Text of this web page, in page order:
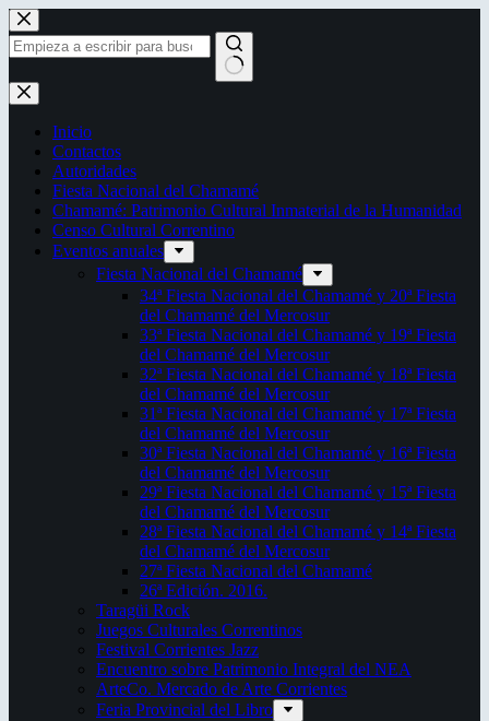
Saltar
al
contenido
Sin
resultados
Inicio
Contactos
Autoridades
Fiesta Nacional del Chamamé
Chamamé: Patrimonio Cultural Inmaterial de la Humanidad
Censo Cultural Correntino
Eventos anuales
Fiesta Nacional del Chamamé
34ª Fiesta Nacional del Chamamé y 20ª Fiesta
del Chamamé del Mercosur
33ª Fiesta Nacional del Chamamé y 19ª Fiesta
del Chamamé del Mercosur
32ª Fiesta Nacional del Chamamé y 18ª Fiesta
del Chamamé del Mercosur
31ª Fiesta Nacional del Chamamé y 17ª Fiesta
del Chamamé del Mercosur
30ª Fiesta Nacional del Chamamé y 16ª Fiesta
del Chamamé del Mercosur
29ª Fiesta Nacional del Chamamé y 15ª Fiesta
del Chamamé del Mercosur
28ª Fiesta Nacional del Chamamé y 14ª Fiesta
del Chamamé del Mercosur
27ª Fiesta Nacional del Chamamé
26ª Edición. 2016.
Taragüi Rock
Juegos Culturales Correntinos
Festival Corrientes Jazz
Encuentro sobre Patrimonio Integral del NEA
ArteCo. Mercado de Arte Corrientes
Feria Provincial del Libro